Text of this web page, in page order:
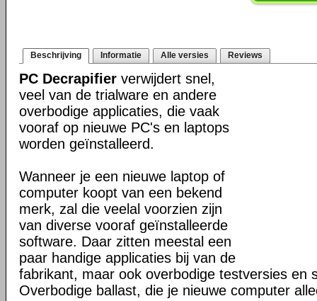
Beschrijving Informatie Alle versies Reviews
PC Decrapifier verwijdert snel,
veel van de trialware en andere
overbodige applicaties, die vaak
vooraf op nieuwe PC's en laptops
worden geïnstalleerd.
Wanneer je een nieuwe laptop of
computer koopt van een bekend
merk, zal die veelal voorzien zijn
van diverse vooraf geïnstalleerde
software. Daar zitten meestal een
paar handige applicaties bij van de
fabrikant, maar ook overbodige testversies en
Overbodige ballast, die je nieuwe computer